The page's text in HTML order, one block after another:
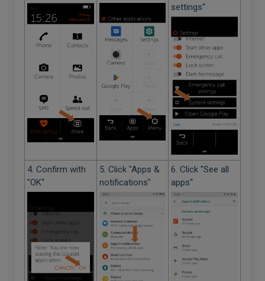
settings“
4. Confirm with
"OK“
5. Click "Apps &
notifications"
6. Click "See all
apps“